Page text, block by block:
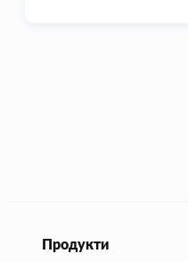
Продукти